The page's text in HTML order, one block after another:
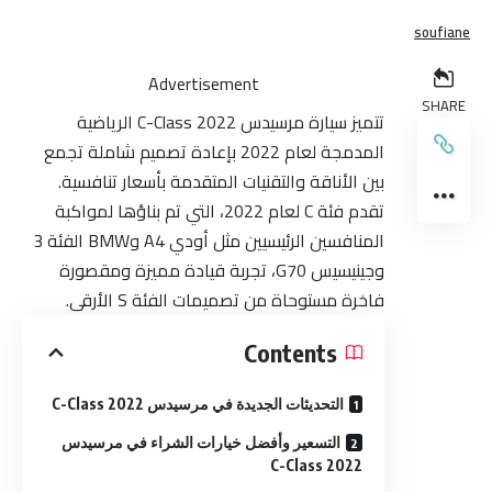
soufiane
SHARE
Advertisement
تتميز سيارة مرسيدس C-Class 2022 الرياضية
المدمجة لعام 2022 بإعادة تصميم شاملة تجمع
بين الأناقة والتقنيات المتقدمة بأسعار تنافسية.
تقدم فئة C لعام 2022، التي تم بناؤها لمواكبة
المنافسين الرئيسيين مثل أودي A4 وBMW الفئة 3
وجينيسيس G70، تجربة قيادة مميزة ومقصورة
فاخرة مستوحاة من تصميمات الفئة S الأرقى.
Contents
التحديثات الجديدة في مرسيدس C-Class 2022
التسعير وأفضل خيارات الشراء في مرسيدس
C-Class 2022